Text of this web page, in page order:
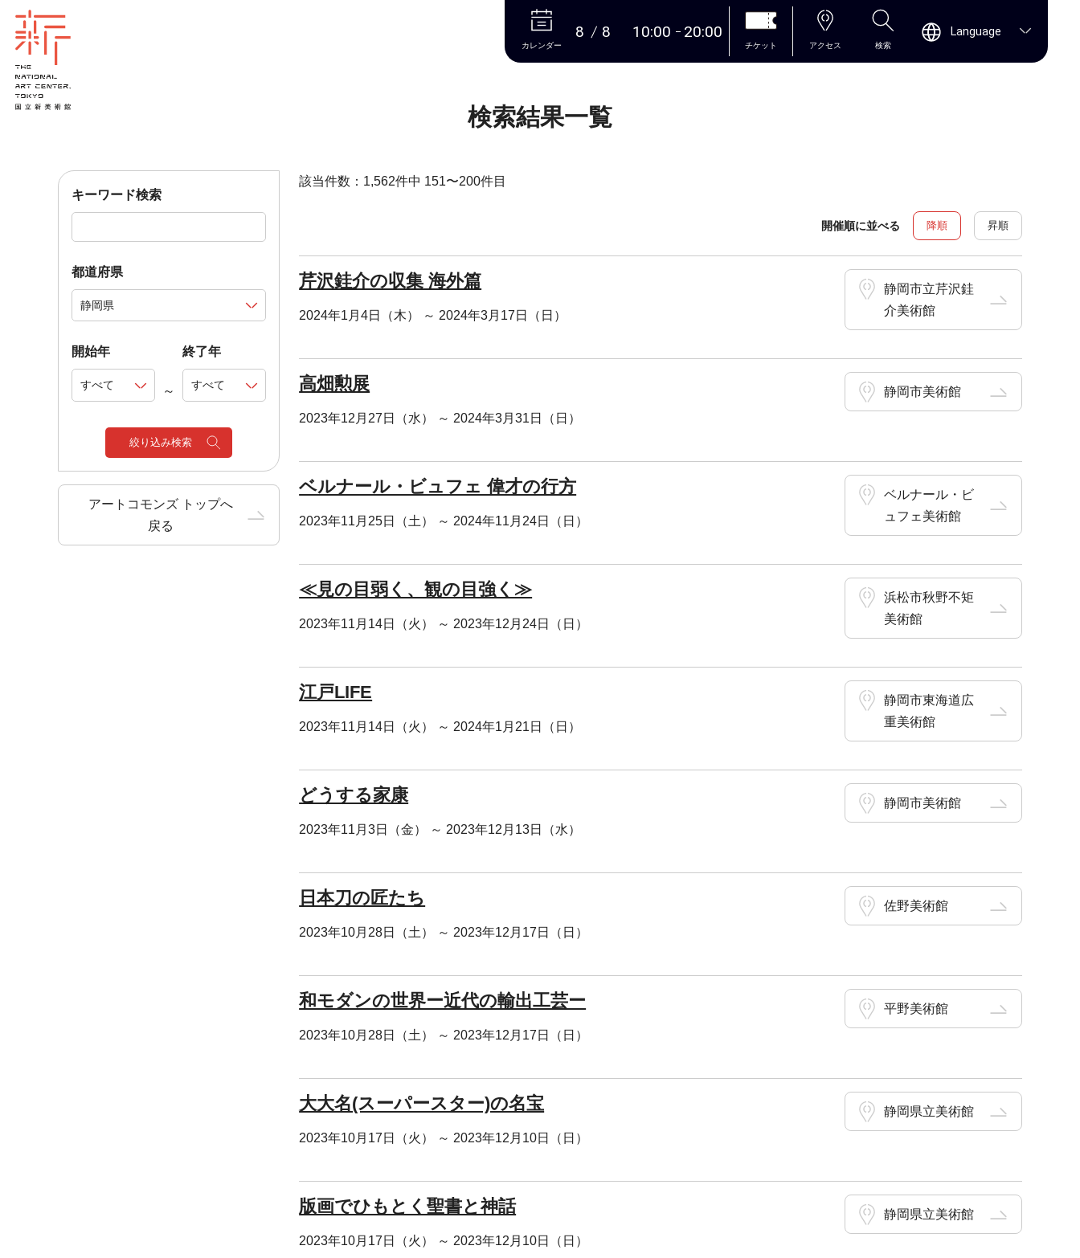
本文へ
カレンダー
8 8 10:00 20:00
チケット アクセス 検索
Language
検索結果一覧
キーワード検索
都道府県
開始年
～
終了年
絞り込み検索
アートコモンズ トップへ
戻る
該当件数：1,562件中 151〜200件目
開催順に並べる 降順 昇順
芹沢銈介の収集 海外篇
2024年1月4日（木） ～ 2024年3月17日（日）
静岡市立芹沢銈
介美術館
高畑勲展
2023年12月27日（水） ～ 2024年3月31日（日）
静岡市美術館
ベルナール・ビュフェ 偉才の行方
2023年11月25日（土） ～ 2024年11月24日（日）
ベルナール・ビ
ュフェ美術館
≪見の目弱く、観の目強く≫
2023年11月14日（火） ～ 2023年12月24日（日）
浜松市秋野不矩
美術館
江戸LIFE
2023年11月14日（火） ～ 2024年1月21日（日）
静岡市東海道広
重美術館
どうする家康
2023年11月3日（金） ～ 2023年12月13日（水）
静岡市美術館
日本刀の匠たち
2023年10月28日（土） ～ 2023年12月17日（日）
佐野美術館
和モダンの世界ー近代の輸出工芸ー
2023年10月28日（土） ～ 2023年12月17日（日）
平野美術館
大大名(スーパースター)の名宝
2023年10月17日（火） ～ 2023年12月10日（日）
静岡県立美術館
版画でひもとく聖書と神話
2023年10月17日（火） ～ 2023年12月10日（日）
静岡県立美術館